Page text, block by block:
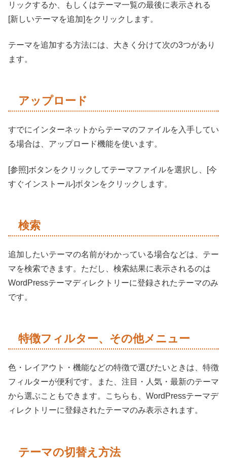
リックするか、もしくはテーマ一覧の最後に表示される
[新しいテーマを追加]をクリックします。
テーマを追加する方法には、大きく分けて次の3つがあり
ます。
アップロード
すでにインターネットからテーマのファイルを入手してい
る場合は、アップロード機能を使います。
[参照]ボタンをクリックしてテーマファイルを選択し、[今
すぐインストール]ボタンをクリックします。
検索
追加したいテーマの名前がわかっている場合などは、テー
マを検索できます。ただし、検索結果に表示されるのは
WordPressテーマディレクトリーに登録されたテーマのみ
です。
特徴フィルター、その他メニュー
色・レイアウト・機能などの特徴で選びたいときは、特徴
フィルターが便利です。また、注目・人気・最新のテーマ
から選ぶこともできます。こちらも、WordPressテーマデ
ィレクトリーに登録されたテーマのみ表示されます。
テーマの切替え方法